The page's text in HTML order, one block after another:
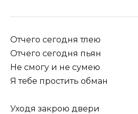
Отчего сегодня тлею
Отчего сегодня пьян
Не смогу и не сумею
Я тебе простить обман
Уходя закрою двери